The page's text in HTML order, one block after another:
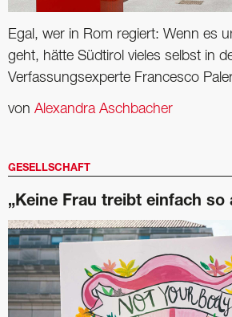
Egal, wer in Rom regiert: Wenn es
geht, hätte Südtirol vieles selbst in
Verfassungsexperte Francesco
von Alexandra Aschbacher
GESELLSCHAFT
„Keine Frau treibt einfach so